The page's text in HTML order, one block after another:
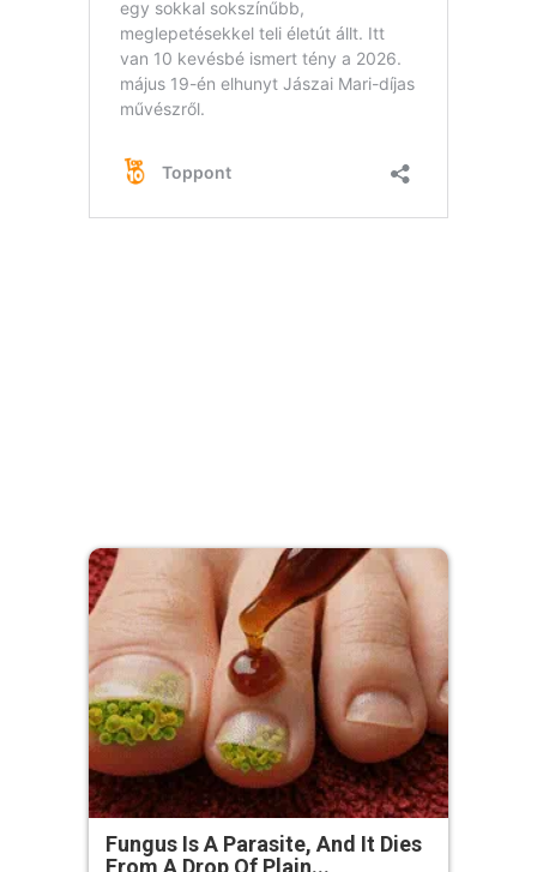
Fungus Is A Parasite, And It Dies